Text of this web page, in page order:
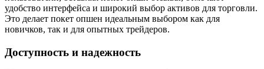
удобство интерфейса и широкий выбор активов для торговли.
Это делает покет опшен идеальным выбором как для
новичков, так и для опытных трейдеров.
Доступность и надежность